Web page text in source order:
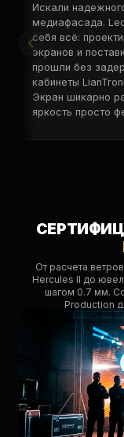
Искали
медиафасада.
себя всё:
экранов и
прошли без
кабинеты
Экран шикарно
яркость просто
От расчета
Hercules II до
шагом 0.7 мм.
Production